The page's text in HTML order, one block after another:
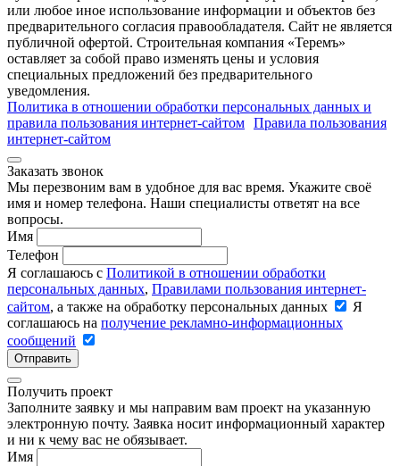
или любое иное использование информации и объектов без
предварительного согласия правообладателя. Cайт не является
публичной офертой. Строительная компания «Теремъ»
оставляет за собой право изменять цены и условия
специальных предложений без предварительного
уведомления.
Политика в отношении обработки персональных данных и
правила пользования интернет-сайтом Правила пользования
интернет-сайтом
Заказать звонок
Мы перезвоним вам в удобное для вас время. Укажите своё
имя и номер телефона. Наши специалисты ответят на все
вопросы.
Имя
Телефон
Я соглашаюсь с Политикой в отношении обработки
персональных данных, Правилами пользования интернет-
сайтом, а также на обработку персональных данных
Я
соглашаюсь на получение рекламно-информационных
сообщений
Отправить
Получить проект
Заполните заявку и мы направим вам проект на указанную
электронную почту. Заявка носит информационный характер
и ни к чему вас не обязывает.
Имя